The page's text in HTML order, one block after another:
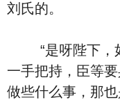
刘氏的。
“是呀陛下，如
一手把持，臣等
做些什么事，那